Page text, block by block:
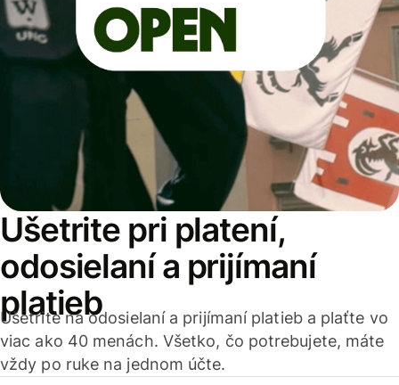
Ušetrite pri platení,
odosielaní a prijímaní
platieb
Ušetrite na odosielaní a prijímaní platieb a plaťte vo
viac ako 40 menách. Všetko, čo potrebujete, máte
vždy po ruke na jednom účte.